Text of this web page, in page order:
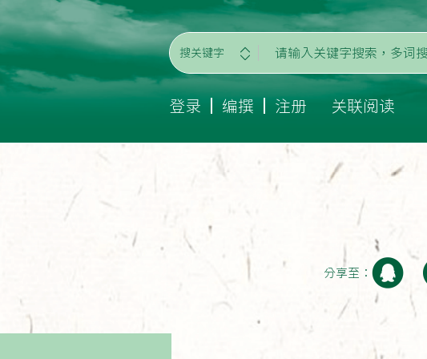
搜关键字
登录 编撰 注册 关联阅读
分享至：